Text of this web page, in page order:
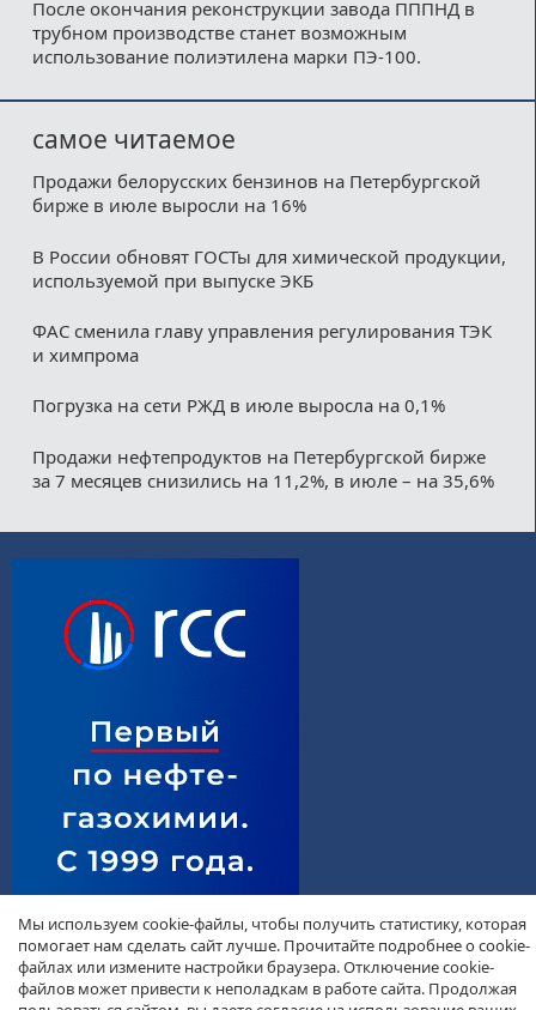
После окончания реконструкции завода ПППНД в
трубном производстве станет возможным
использование полиэтилена марки ПЭ-100.
самое читаемое
Продажи белорусских бензинов на Петербургской
бирже в июле выросли на 16%
В России обновят ГОСТы для химической продукции,
используемой при выпуске ЭКБ
ФАС сменила главу управления регулирования ТЭК
и химпрома
Погрузка на сети РЖД в июле выросла на 0,1%
Продажи нефтепродуктов на Петербургской бирже
за 7 месяцев снизились на 11,2%, в июле – на 35,6%
Мы используем cookie-файлы, чтобы получить статистику, которая
помогает нам сделать сайт лучше. Прочитайте подробнее о cookie-
файлах или измените настройки браузера. Отключение cookie-
файлов может привести к неполадкам в работе сайта. Продолжая